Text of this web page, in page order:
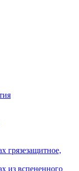
грязезащитное,
из вспененного